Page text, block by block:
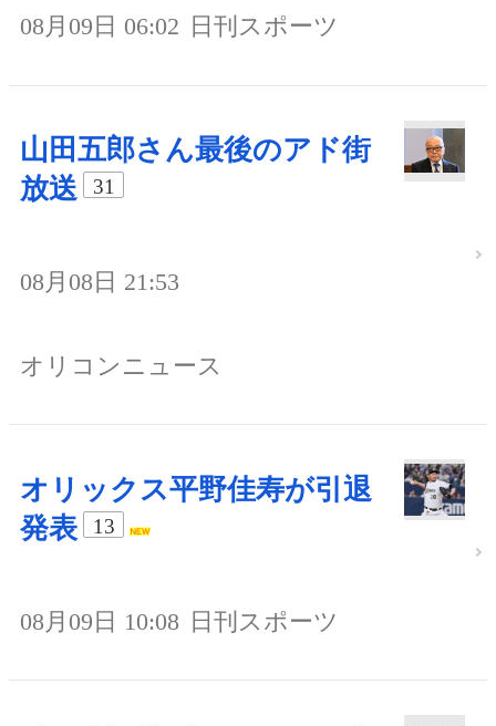
08月09日 06:02 日刊スポーツ
山田五郎さん最後のアド街
放送
31
08月08日 21:53
オリコンニュース
オリックス平野佳寿が引退
発表
13
08月09日 10:08 日刊スポーツ